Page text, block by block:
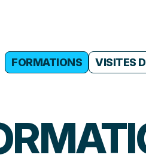
FORMATIONS VISITES